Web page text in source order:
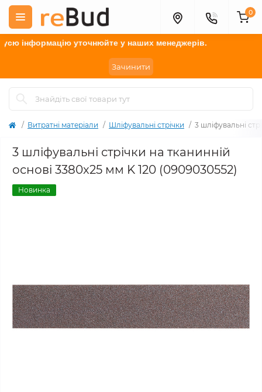
інформацію уточнюйтеу наших менеджерів.
Зачинити
0
Витратні матеріали Шліфувальні стрічки 3 шліфувальні
3 шліфувальні стрічки на тканинній
основі 3380x25 мм K 120 (0909030552)
Новинка